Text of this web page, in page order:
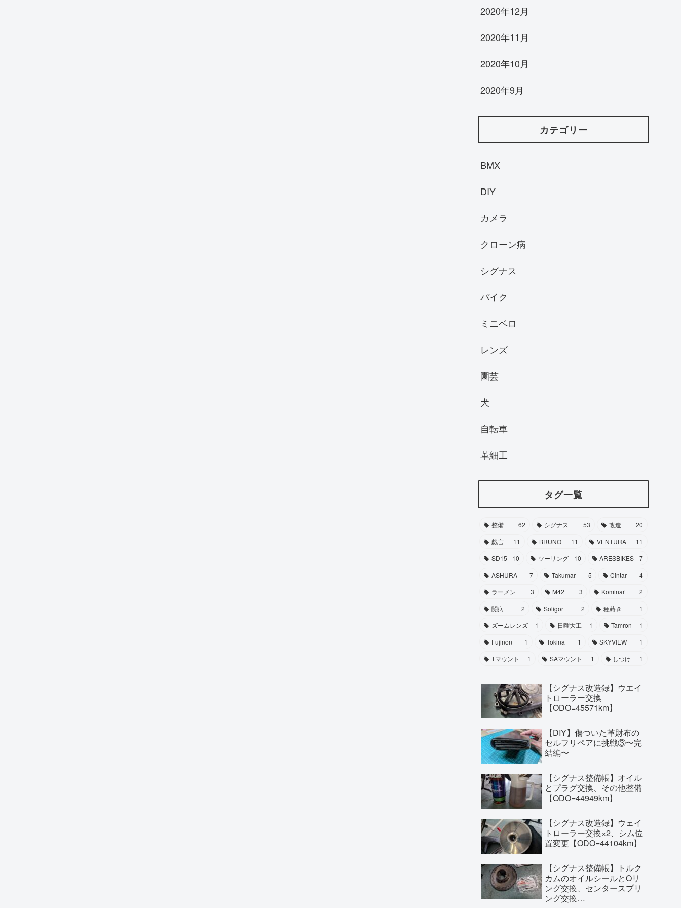
2020年12月
2020年11月
2020年10月
2020年9月
カテゴリー
BMX
DIY
カメラ
クローン病
シグナス
バイク
ミニベロ
レンズ
園芸
犬
自転車
革細工
タグ一覧
整備 62 シグナス 53 改造
20
戯言
11 BRUNO 11 VENTURA
11
SD15
10 ツーリング 10 ARESBIKES
7
ASHURA
7 Takumar 5 Cintar
4
ラーメン
3 M42 3 Kominar
2
闘病
2 Soligor 2 種蒔き
1
ズームレンズ
1 日曜大工 1 Tamron
1
Fujinon
1 Tokina 1 SKYVIEW
1
Tマウント
1 SAマウント 1 しつけ 1
【シグナス改造録】ウエイ
トローラー交換
【ODO=45571km】
【DIY】傷ついた革財布の
セルフリペアに挑戦③〜完
結編〜
【シグナス整備帳】オイル
とプラグ交換、その他整備
【ODO=44949km】
【シグナス改造録】ウェイ
トローラー交換×2、シム位
置変更【ODO=44104km】
【シグナス整備帳】トルク
カムのオイルシールとOリ
ング交換、センタースプリ
ング交換